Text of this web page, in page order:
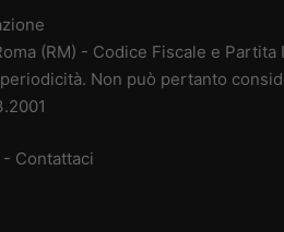
(RM) - Codice Fiscale e Partita
Non può pertanto
- Contattaci